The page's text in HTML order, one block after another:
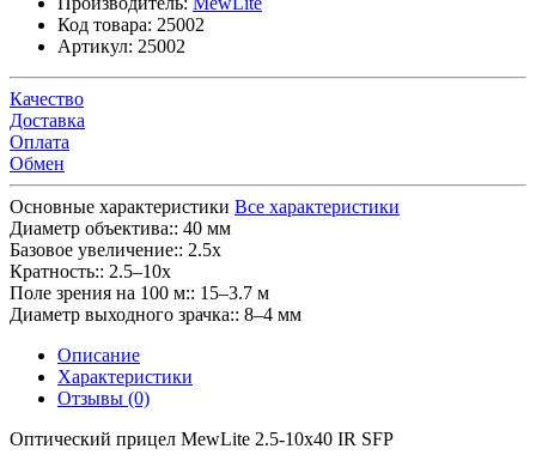
Код товара: 25002
Артикул: 25002
Качество
Доставка
Оплата
Обмен
Основные характеристики Все характеристики
Диаметр объектива:: 40 мм
Базовое увеличение:: 2.5x
Кратность:: 2.5–10x
Поле зрения на 100 м:: 15–3.7 м
Диаметр выходного зрачка:: 8–4 мм
Описание
Характеристики
Отзывы (0)
Оптический прицел MewLite 2.5-10x40 IR SFP